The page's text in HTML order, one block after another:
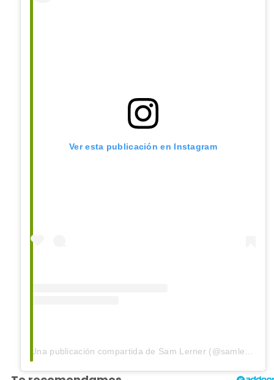
Ver esta publicación en Instagram
Una publicación compartida de Sam Lerner (@samlerner)